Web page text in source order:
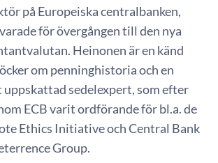
på Europeiska centralbanken,
för övergången till den nya
Heinonen är en känd
om penninghistoria och en
sedelexpert, som efter
ECB varit ordförande för bl.a. de
Ethics Initiative och Central Bank
Group.